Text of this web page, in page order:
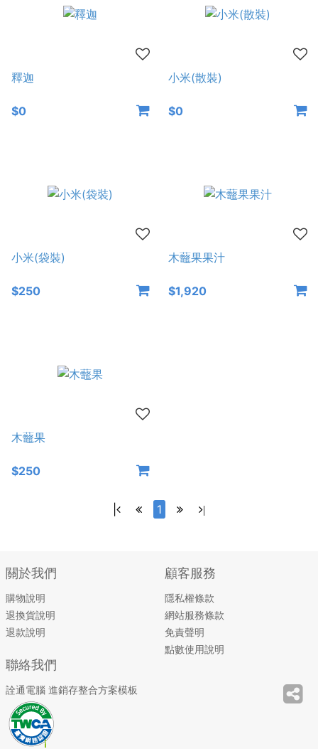
釋迦
$0
小米(散裝)
$0
小米(袋裝)
$250
木虌果果汁
$1,920
木虌果
$250
1 |
關於我們
購物說明
退換貨說明
退款說明
顧客服務
隱私權條款
網站服務條款
免責聲明
點數使用說明
聯絡我們
詮通電腦 進銷存整合方案模板